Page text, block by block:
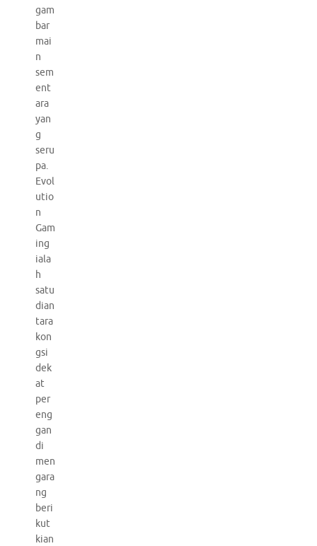
gam
bar
mai
n
sem
ent
ara
yan
g
seru
pa.
Evol
utio
n
Gam
ing
iala
h
satu
dian
tara
kon
gsi
dek
at
per
eng
gan
di
men
gara
ng
beri
kut
kian